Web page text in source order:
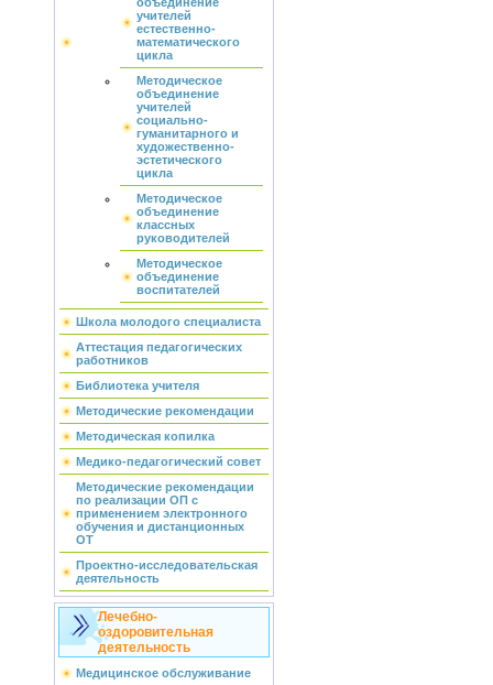
учителей
естественно-
математического
цикла
Методическое
объединение
учителей
социально-
гуманитарного и
художественно-
эстетического
цикла
Методическое
объединение
классных
руководителей
Методическое
объединение
воспитателей
Школа молодого специалиста
Аттестация педагогических
работников
Библиотека учителя
Методические рекомендации
Методическая копилка
Медико-педагогический совет
Методические рекомендации
по реализации ОП с
применением электронного
обучения и дистанционных
ОТ
Проектно-исследовательская
деятельность
Лечебно-
оздоровительная
деятельность
Медицинское обслуживание